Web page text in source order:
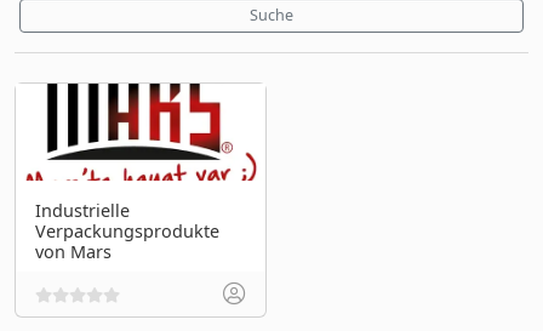
Suche
Industrielle
Verpackungsprodukte
von Mars